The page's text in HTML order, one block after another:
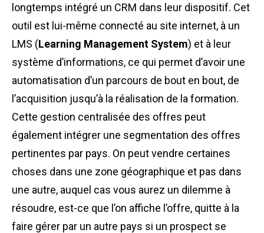
longtemps intégré un CRM dans leur dispositif. Cet
outil est lui-même connecté au site internet, à un
LMS (Learning Management System) et à leur
système d’informations, ce qui permet d’avoir une
automatisation d’un parcours de bout en bout, de
l’acquisition jusqu’à la réalisation de la formation.
Cette gestion centralisée des offres peut
également intégrer une segmentation des offres
pertinentes par pays. On peut vendre certaines
choses dans une zone géographique et pas dans
une autre, auquel cas vous aurez un dilemme à
résoudre, est-ce que l’on affiche l’offre, quitte à la
faire gérer par un autre pays si un prospect se